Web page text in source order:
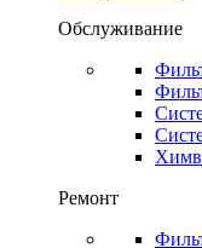
Обслуживание
Ремонт